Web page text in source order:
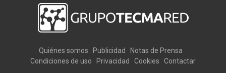
Quiénes somos Publicidad
Notas de Prensa
Condiciones de uso
Privacidad Cookies Contactar